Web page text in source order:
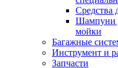
Средства
Шампуни
мойки
Багажные
Инструмент и
Запчасти